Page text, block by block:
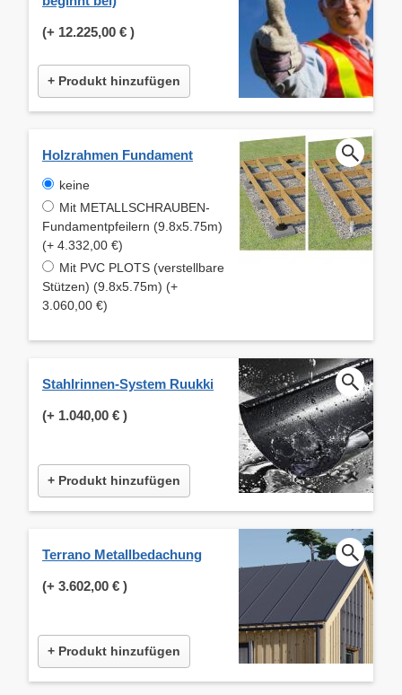
(+ 12.225,00 € )
+ Produkt hinzufügen
Holzrahmen Fundament
keine
Mit METALLSCHRAUBEN-
Fundamentpfeilern (9.8x5.75m)
(+ 4.332,00 €)
Mit PVC PLOTS (verstellbare
Stützen) (9.8x5.75m) (+
3.060,00 €)
Stahlrinnen-System Ruukki
(+ 1.040,00 € )
+ Produkt hinzufügen
Terrano Metallbedachung
(+ 3.602,00 € )
+ Produkt hinzufügen